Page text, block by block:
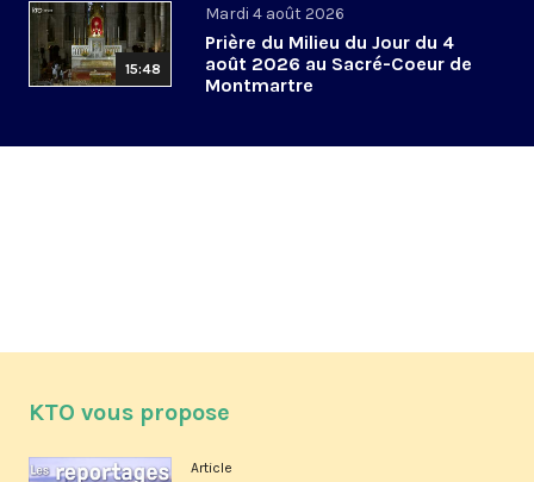
15:48
Mardi 4 août 2026
Prière du Milieu du Jour du 4
août 2026 au Sacré-Coeur de
Montmartre
KTO vous propose
Article